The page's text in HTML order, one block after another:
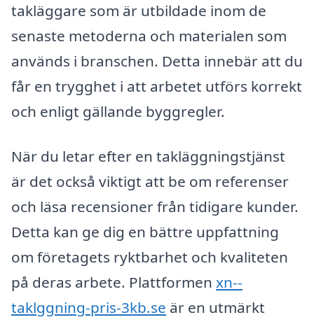
takläggare som är utbildade inom de
senaste metoderna och materialen som
används i branschen. Detta innebär att du
får en trygghet i att arbetet utförs korrekt
och enligt gällande byggregler.
När du letar efter en takläggningstjänst
är det också viktigt att be om referenser
och läsa recensioner från tidigare kunder.
Detta kan ge dig en bättre uppfattning
om företagets ryktbarhet och kvaliteten
på deras arbete. Plattformen xn--
taklggning-pris-3kb.se är en utmärkt